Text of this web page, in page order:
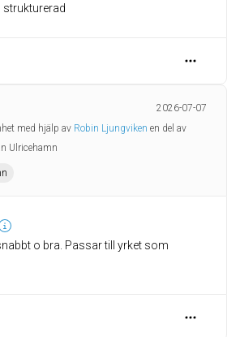
strukturerad
2026-07-07
med hjälp av Robin Ljungviken en del av
Ulricehamn
o bra. Passar till yrket som